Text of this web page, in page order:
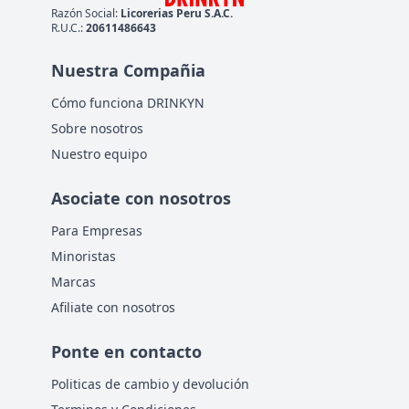
Razón Social: Licorerias Peru S.A.C.
R.U.C.:20611486643
Nuestra Compañia
Cómo funciona DRINKYN
Sobre nosotros
Nuestro equipo
Asociate con nosotros
Para Empresas
Minoristas
Marcas
Afiliate con nosotros
Ponte en contacto
Politicas de cambio y devolución